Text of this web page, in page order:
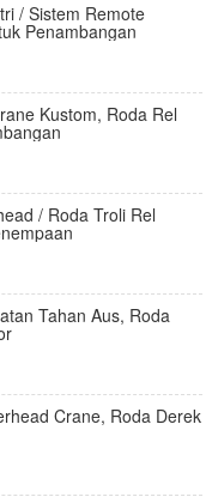
/ Sistem Remote
Penambangan
Kustom, Roda Rel
/ Roda Troli Rel
Tahan Aus, Roda
Crane, Roda Derek